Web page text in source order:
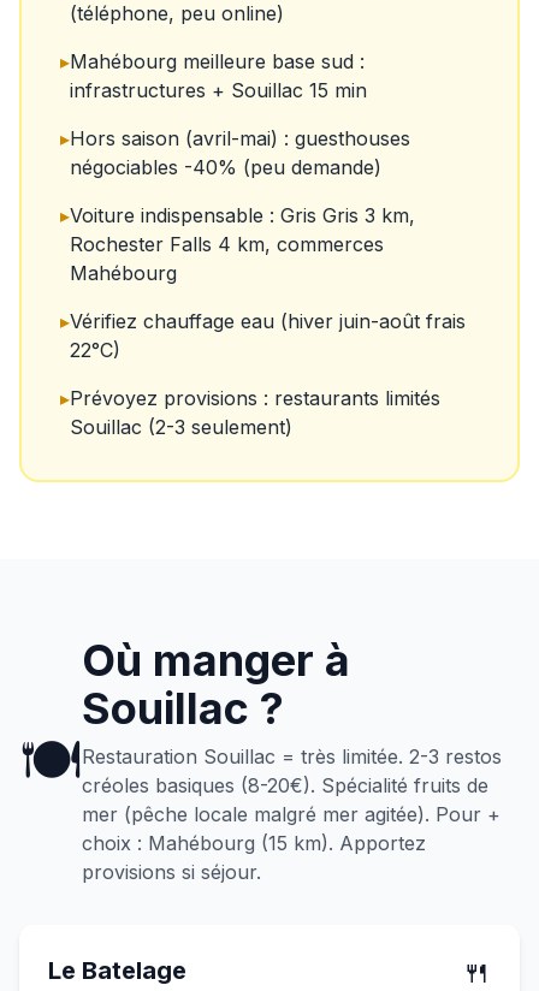
(téléphone, peu online)
▸Mahébourg meilleure base sud :
infrastructures + Souillac 15 min
▸Hors saison (avril-mai) : guesthouses
négociables -40% (peu demande)
▸Voiture indispensable : Gris Gris 3 km,
Rochester Falls 4 km, commerces
Mahébourg
▸Vérifiez chauffage eau (hiver juin-août frais
22°C)
▸Prévoyez provisions : restaurants limités
Souillac (2-3 seulement)
🍽️
Où manger à
Souillac ?
Restauration Souillac = très limitée. 2-3 restos
créoles basiques (8-20€). Spécialité fruits de
mer (pêche locale malgré mer agitée). Pour +
choix : Mahébourg (15 km). Apportez
provisions si séjour.
Le Batelage 🍴